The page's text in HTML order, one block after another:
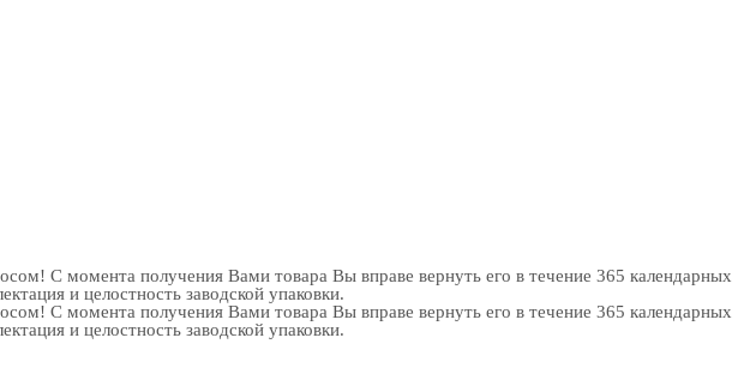
С момента получения Вами товара Вы вправе вернуть его в течение 365 календарных
и целостность заводской упаковки.
С момента получения Вами товара Вы вправе вернуть его в течение 365 календарных
и целостность заводской упаковки.